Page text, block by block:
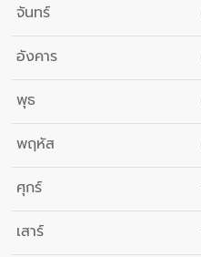
จันทร์
อังคาร
พุธ
พฤหัส
ศุกร์
เสาร์